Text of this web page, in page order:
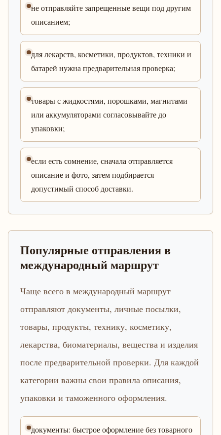
не отправляйте запрещенные вещи под другим
описанием;
для лекарств, косметики, продуктов, техники и
батарей нужна предварительная проверка;
товары с жидкостями, порошками, магнитами
или аккумуляторами согласовывайте до
упаковки;
если есть сомнение, сначала отправляется
описание и фото, затем подбирается
допустимый способ доставки.
Популярные отправления в
международный маршрут
Чаще всего в международный маршрут
отправляют документы, личные посылки,
товары, продукты, технику, косметику,
лекарства, биоматериалы, вещества и изделия
после предварительной проверки. Для каждой
категории важны свои правила описания,
упаковки и таможенного оформления.
документы: быстрое оформление без товарного